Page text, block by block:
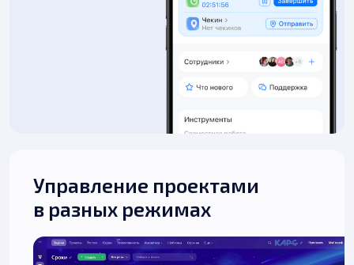
Управление проектами
в разных режимах